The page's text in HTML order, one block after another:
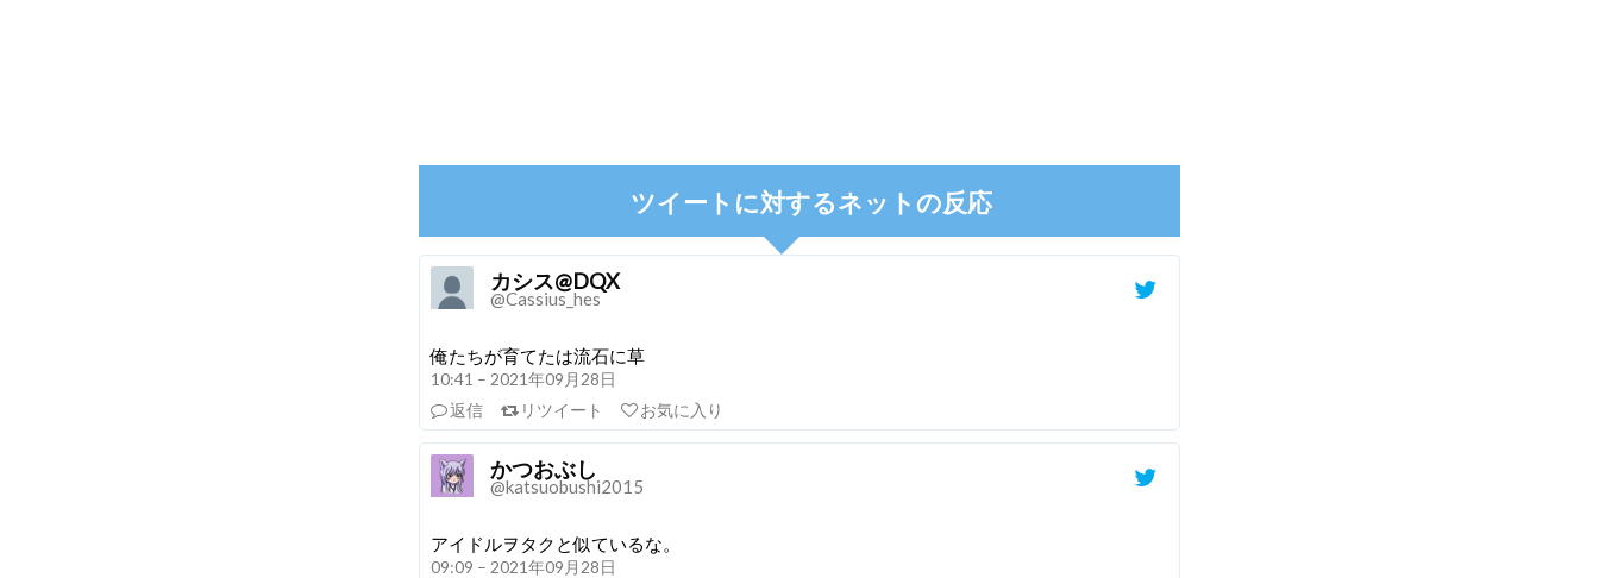
ツイートに対するネットの反応
カシス@DQX
@Cassius_hes
俺たちが育てたは流石に草
10:41 – 2021年09月28日
返信
リツイート お気に入り
かつおぶし
@katsuobushi2015
アイドルヲタクと似ているな。
09:09 – 2021年09月28日